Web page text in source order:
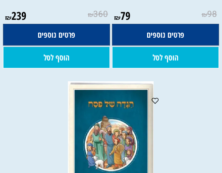
₪98
₪79
פרטים נוספים
הוסף לסל
₪360
₪239
פרטים נוספים
הוסף לסל